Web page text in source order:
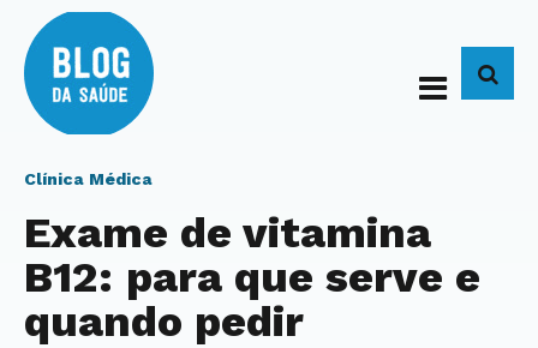
Clínica Médica
Exame de vitamina
B12: para que serve e
quando pedir